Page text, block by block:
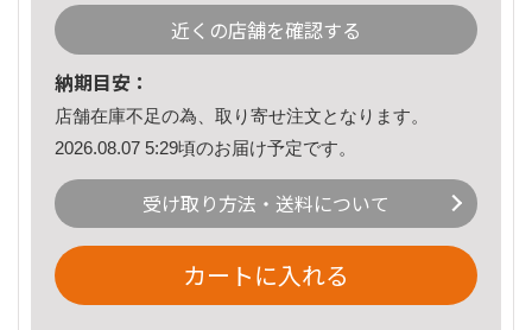
近くの店舗を確認する
納期目安：
店舗在庫不足の為、取り寄せ注文となります。
2026.08.07 5:29頃のお届け予定です。
受け取り方法・送料について
カートに入れる